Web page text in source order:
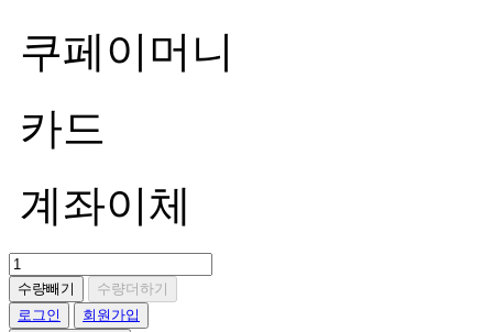
쿠페이머니
카드
계좌이체
수량빼기
수량더하기
로그인
회원가입